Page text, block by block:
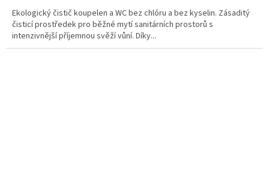
Ekologický čistič koupelen a WC bez chlóru a bez kyselin. Zásaditý
čisticí prostředek pro běžné mytí sanitárních prostorů s
intenzivnější příjemnou svěží vůní. Díky...